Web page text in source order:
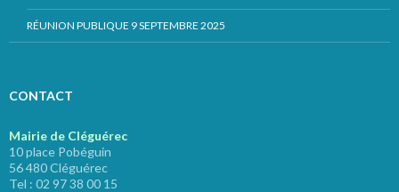
RÉUNION PUBLIQUE 9 SEPTEMBRE 2025
CONTACT
Mairie de Cléguérec
10 place Pobéguin
56 480 Cléguérec
Tel : 02 97 38 00 15